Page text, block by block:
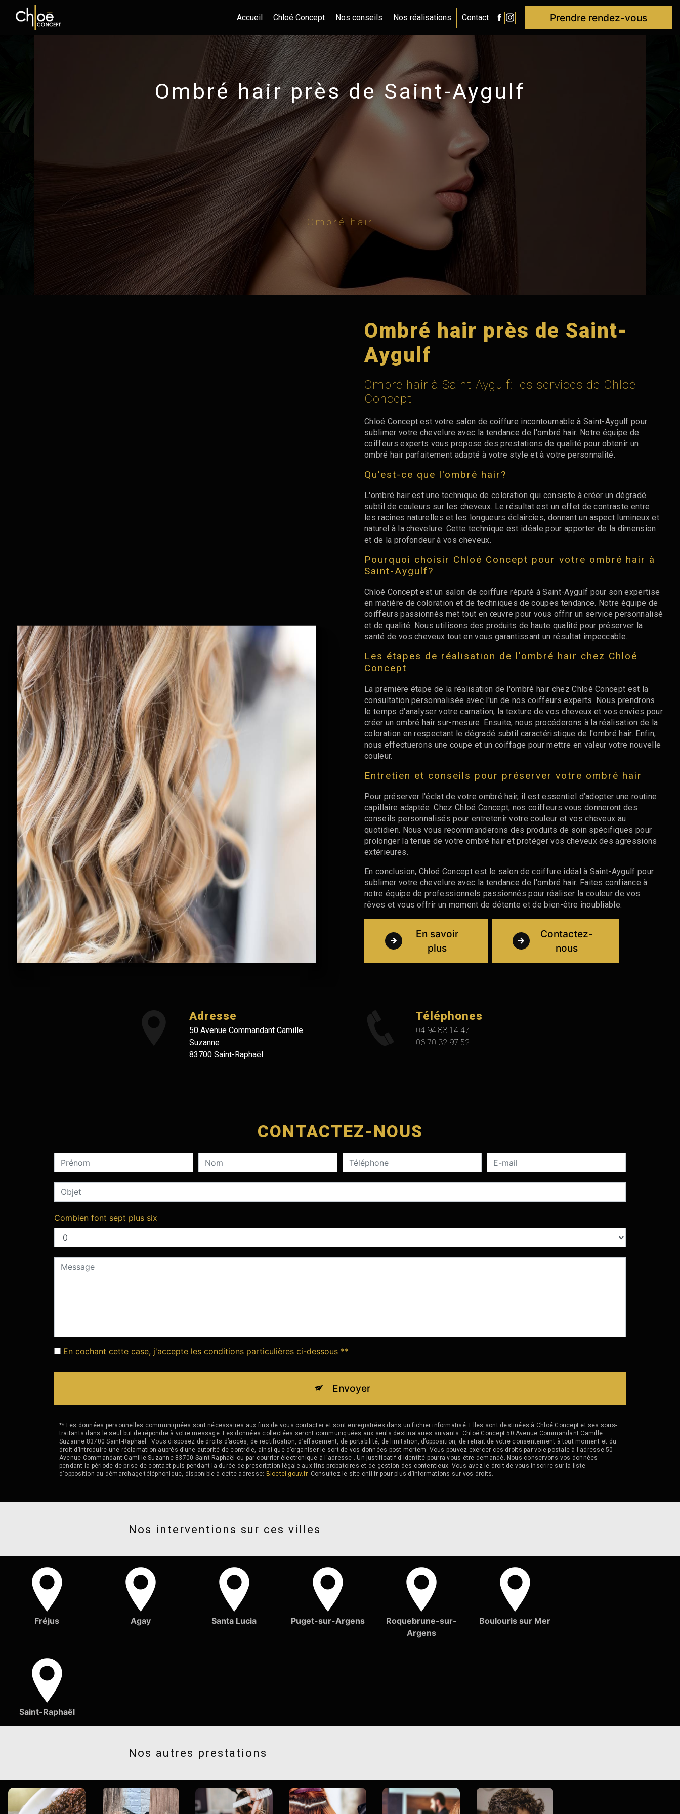
Accueil Chloé Concept Nos conseils Nos réalisations Contact Prendre rendez-vous
Ombré hair près de Saint-Aygulf
Ombré hair
Ombré hair près de Saint-
Aygulf
Ombré hair à Saint-Aygulf: les services de Chloé
Concept
Chloé Concept est votre salon de coiffure incontournable à Saint-Aygulf pour
sublimer votre chevelure avec la tendance de l'ombré hair. Notre équipe de
coiffeurs experts vous propose des prestations de qualité pour obtenir un
ombré hair parfaitement adapté à votre style et à votre personnalité.
Qu'est-ce que l'ombré hair?
L'ombré hair est une technique de coloration qui consiste à créer un dégradé
subtil de couleurs sur les cheveux. Le résultat est un effet de contraste entre
les racines naturelles et les longueurs éclaircies, donnant un aspect lumineux et
naturel à la chevelure. Cette technique est idéale pour apporter de la dimension
et de la profondeur à vos cheveux.
Pourquoi choisir Chloé Concept pour votre ombré hair à
Saint-Aygulf?
Chloé Concept est un salon de coiffure réputé à Saint-Aygulf pour son expertise
en matière de coloration et de techniques de coupes tendance. Notre équipe de
coiffeurs passionnés met tout en œuvre pour vous offrir un service personnalisé
et de qualité. Nous utilisons des produits de haute qualité pour préserver la
santé de vos cheveux tout en vous garantissant un résultat impeccable.
Les étapes de réalisation de l'ombré hair chez Chloé
Concept
La première étape de la réalisation de l'ombré hair chez Chloé Concept est la
consultation personnalisée avec l'un de nos coiffeurs experts. Nous prendrons
le temps d'analyser votre carnation, la texture de vos cheveux et vos envies pour
créer un ombré hair sur-mesure. Ensuite, nous procéderons à la réalisation de la
coloration en respectant le dégradé subtil caractéristique de l'ombré hair. Enfin,
nous effectuerons une coupe et un coiffage pour mettre en valeur votre nouvelle
couleur.
Entretien et conseils pour préserver votre ombré hair
Pour préserver l'éclat de votre ombré hair, il est essentiel d'adopter une routine
capillaire adaptée. Chez Chloé Concept, nos coiffeurs vous donneront des
conseils personnalisés pour entretenir votre couleur et vos cheveux au
quotidien. Nous vous recommanderons des produits de soin spécifiques pour
prolonger la tenue de votre ombré hair et protéger vos cheveux des agressions
extérieures.
En conclusion, Chloé Concept est le salon de coiffure idéal à Saint-Aygulf pour
sublimer votre chevelure avec la tendance de l'ombré hair. Faites confiance à
notre équipe de professionnels passionnés pour réaliser la couleur de vos
rêves et vous offrir un moment de détente et de bien-être inoubliable.
En savoir
plus
Contactez-
nous
Adresse
50 Avenue Commandant Camille
Suzanne
83700 Saint-Raphaël
Téléphones
04 94 83 14 47
06 70 32 97 52
CONTACTEZ-NOUS
Combien font sept plus six
En cochant cette case, j'accepte les conditions particulières ci-dessous **
Envoyer
** Les données personnelles communiquées sont nécessaires aux fins de vous contacter et sont enregistrées dans un fichier informatisé. Elles sont destinées à Chloé Concept et ses sous-
traitants dans le seul but de répondre à votre message. Les données collectées seront communiquées aux seuls destinataires suivants: Chloé Concept 50 Avenue Commandant Camille
Suzanne 83700 Saint-Raphaël . Vous disposez de droits d’accès, de rectification, d’effacement, de portabilité, de limitation, d’opposition, de retrait de votre consentement à tout moment et du
droit d’introduire une réclamation auprès d’une autorité de contrôle, ainsi que d’organiser le sort de vos données post-mortem. Vous pouvez exercer ces droits par voie postale à l'adresse 50
Avenue Commandant Camille Suzanne 83700 Saint-Raphaël ou par courrier électronique à l'adresse . Un justificatif d'identité pourra vous être demandé. Nous conservons vos données
pendant la période de prise de contact puis pendant la durée de prescription légale aux fins probatoires et de gestion des contentieux. Vous avez le droit de vous inscrire sur la liste
d'opposition au démarchage téléphonique, disponible à cette adresse: Bloctel.gouv.fr. Consultez le site cnil.fr pour plus d’informations sur vos droits.
Nos interventions sur ces villes
Fréjus Agay Santa Lucia Puget-sur-Argens
Roquebrune-sur-
Argens
Boulouris sur Mer
Saint-Raphaël
Nos autres prestations
Panneau de gestion des cookies